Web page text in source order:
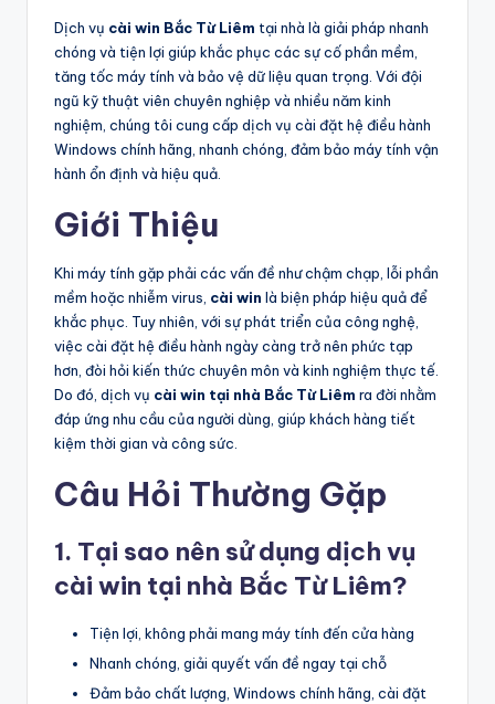
Dịch vụ cài win Bắc Từ Liêm tại nhà là giải pháp nhanh
chóng và tiện lợi giúp khắc phục các sự cố phần mềm,
tăng tốc máy tính và bảo vệ dữ liệu quan trọng. Với đội
ngũ kỹ thuật viên chuyên nghiệp và nhiều năm kinh
nghiệm, chúng tôi cung cấp dịch vụ cài đặt hệ điều hành
Windows chính hãng, nhanh chóng, đảm bảo máy tính vận
hành ổn định và hiệu quả.
Giới Thiệu
Khi máy tính gặp phải các vấn đề như chậm chạp, lỗi phần
mềm hoặc nhiễm virus, cài win là biện pháp hiệu quả để
khắc phục. Tuy nhiên, với sự phát triển của công nghệ,
việc cài đặt hệ điều hành ngày càng trở nên phức tạp
hơn, đòi hỏi kiến thức chuyên môn và kinh nghiệm thực tế.
Do đó, dịch vụ cài win tại nhà Bắc Từ Liêm ra đời nhằm
đáp ứng nhu cầu của người dùng, giúp khách hàng tiết
kiệm thời gian và công sức.
Câu Hỏi Thường Gặp
1. Tại sao nên sử dụng dịch vụ
cài win tại nhà Bắc Từ Liêm?
Tiện lợi, không phải mang máy tính đến cửa hàng
Nhanh chóng, giải quyết vấn đề ngay tại chỗ
Đảm bảo chất lượng, Windows chính hãng, cài đặt